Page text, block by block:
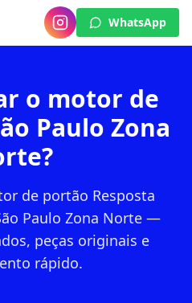
WhatsApp
o motor de
Paulo Zona
de portão Resposta
Paulo Zona Norte —
peças originais e
rápido.